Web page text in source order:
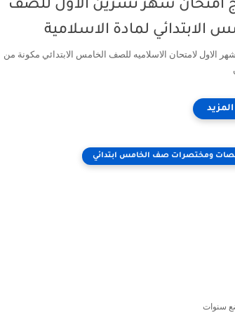
امتحان شهر تشرين الاول للصف
الابتدائي لمادة الاسلامية
الاول لامتحان الاسلاميه للصف الخامس الابتدائي مكونة من
ومختصرات صف الخامس ابتدائي
سنوات